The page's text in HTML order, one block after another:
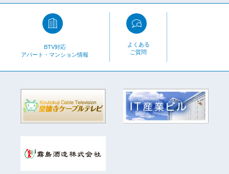
BTV対応
アパート・マンション情報
よくある
ご質問